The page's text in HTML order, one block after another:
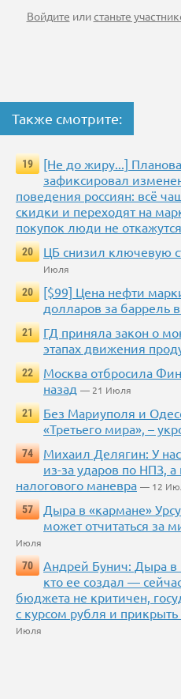
Войдите илистаньте
Также смотрите:
19
[Не до жиру...]
зафиксировал
поведения россиян: всё
скидки и переходят на
покупок люди не
20
ЦБ снизил ключевую
Июля
20
[$99] Цена нефти
долларов за баррель
21
ГД приняла закон о
этапах движения
22
Москва отбросила
назад — 21 Июля
21
Без Мариуполя и
«Третьего мира», –
74
Михаил Делягин: У
из-за ударов по НПЗ,
налогового маневра — 12
57
Дыра в «кармане»
может отчитаться за
Июля
70
Андрей Бунич: Дыра в
кто ее создал —
бюджета не критичен,
с курсом рубля и
Июля